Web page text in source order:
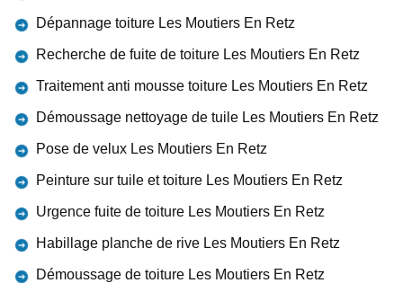
Dépannage toiture Les Moutiers En Retz
Recherche de fuite de toiture Les Moutiers En Retz
Traitement anti mousse toiture Les Moutiers En Retz
Démoussage nettoyage de tuile Les Moutiers En Retz
Pose de velux Les Moutiers En Retz
Peinture sur tuile et toiture Les Moutiers En Retz
Urgence fuite de toiture Les Moutiers En Retz
Habillage planche de rive Les Moutiers En Retz
Démoussage de toiture Les Moutiers En Retz